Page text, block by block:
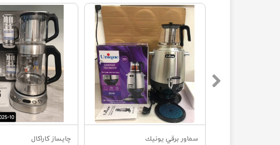
چايساز كاراكال سماور برقي يونيك